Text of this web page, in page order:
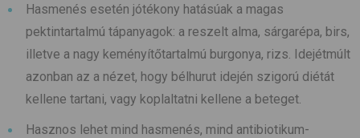
Hasmenés esetén jótékony hatásúak a magas
pektintartalmú tápanyagok: a reszelt alma, sárgarépa, birs,
illetve a nagy keményítőtartalmú burgonya, rizs. Idejétmúlt
azonban az a nézet, hogy bélhurut idején szigorú diétát
kellene tartani, vagy koplaltatni kellene a beteget.
Hasznos lehet mind hasmenés, mind antibiotikum-